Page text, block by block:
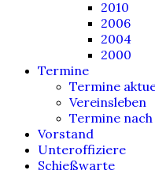
2010
2006
2004
2000
Termine
Termine
Vereinsleben
Termine
Vorstand
Unteroffiziere
Schießwarte